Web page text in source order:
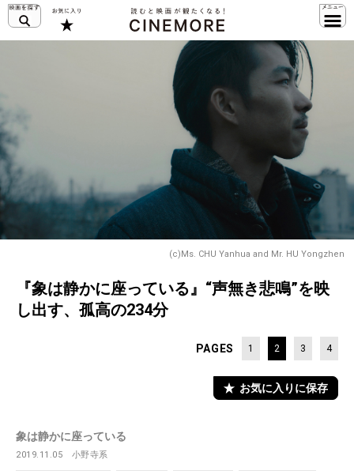
(c)Ms. CHU Yanhua and Mr. HU Yongzhen
『象は静かに座っている』“声無き悲鳴”を映
し出す、孤高の234分
PAGES 1 2 3 4
お気に入りに保存
象は静かに座っている
2019.11.05 小野寺系